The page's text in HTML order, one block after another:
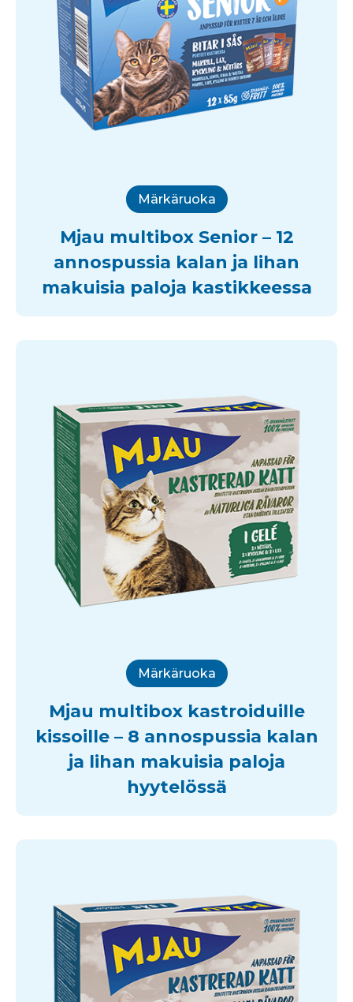
Märkäruoka
Mjau multibox Senior – 12
annospussia kalan ja lihan
makuisia paloja kastikkeessa
Märkäruoka
Mjau multibox kastroiduille
kissoille – 8 annospussia kalan
ja lihan makuisia paloja
hyytelössä